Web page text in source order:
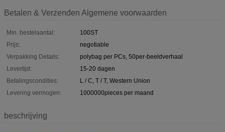
Betalen & Verzenden Algemene voorwaarden
Min. bestelaantal:
100ST
Prijs:
negotiable
Verpakking Details:
polybag per PCs, 50per-beeldverhaal
Levertijd:
15-20 dagen
Betalingscondities:
L / C, T / T, Western Union
Levering vermogen:
1000000pieces per maand
beschrijving